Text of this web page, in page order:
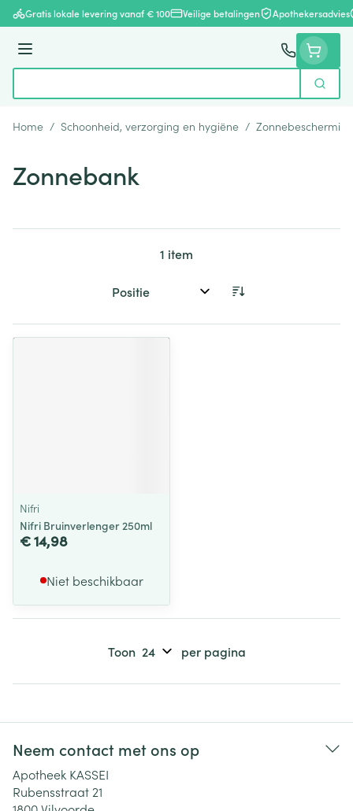
Ga naar de inhoud
Gratis lokale levering vanaf € 100 Veilige betalingen Apothekersadvies
Menu
Zoek
Home / Schoonheid, verzorging en hygiëne / Zonnebescherming
Zonnebank
1 item
Sorteer op:
Nifri
Nifri Bruinverlenger 250ml
€ 14,98
Niet beschikbaar
Toon per pagina
Neem contact met ons op
Apotheek KASSEI
Rubensstraat 21